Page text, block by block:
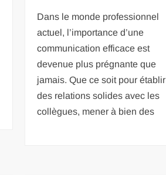
Dans le monde professionnel
actuel, l’importance d’une
communication efficace est
devenue plus prégnante que
jamais. Que ce soit pour établir
des relations solides avec les
collègues, mener à bien des